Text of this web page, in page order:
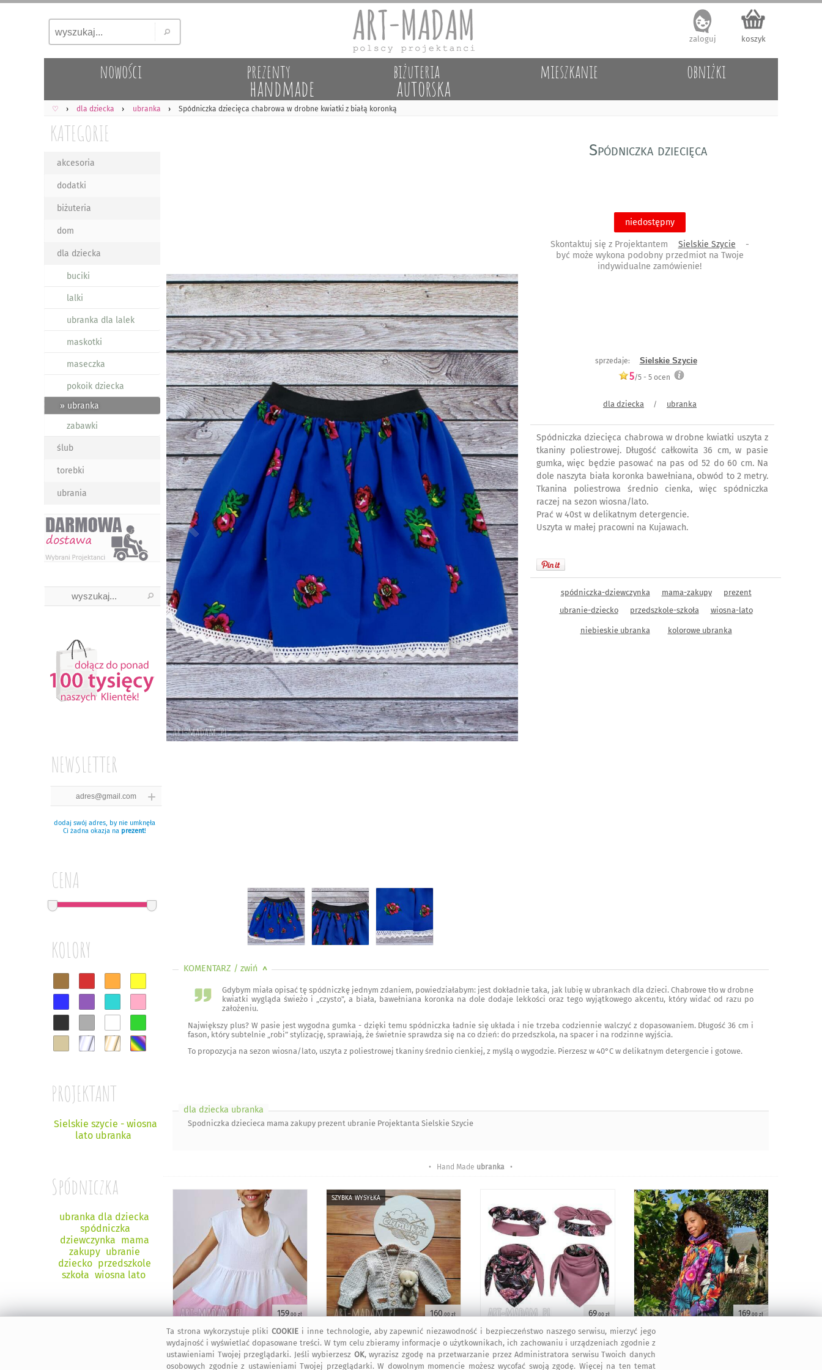
koszyk
zaloguj
nowości prezenty
handmade
biżuteria
autorska
mieszkanie obniżki
♡ dla dziecka ubranka Spódniczka dziecięca chabrowa w drobne kwiatki z białą koronką
KATEGORIE
akcesoria
dodatki
biżuteria
dom
dla dziecka
buciki
lalki
ubranka dla lalek
maskotki
maseczka
pokoik dziecka
» ubranka
zabawki
ślub
torebki
ubrania
NEWSLETTER
dodaj swój adres, by nie umknęła
Ci żadna okazja na prezent!
CENA
KOLORY
PROJEKTANT
Sielskie szycie - wiosna
lato ubranka
Spódniczka
ubranka dla dziecka
spódniczka
dziewczynka mama
zakupy ubranie
dziecko przedszkole
szkoła wiosna lato
Spódniczka dziecięca
niedostępny
Skontaktuj się z Projektantem Sielskie Szycie
-
być może wykona podobny przedmiot na Twoje
indywidualne zamówienie!
sprzedaje: Sielskie Szycie
5/5 - 5 ocen
dla dziecka / ubranka
Spódniczka dziecięca chabrowa w drobne kwiatki uszyta z
tkaniny poliestrowej. Długość całkowita 36 cm, w pasie
gumka, więc będzie pasować na pas od 52 do 60 cm. Na
dole naszyta biała koronka bawełniana, obwód to 2 metry.
Tkanina poliestrowa średnio cienka, więc spódniczka
raczej na sezon wiosna/lato.
Prać w 40st w delikatnym detergencie.
Uszyta w małej pracowni na Kujawach.
spódniczka-dziewczynka mama-zakupy
prezent
ubranie-dziecko
przedszkole-szkoła wiosna-lato
niebieskie ubranka kolorowe ubranka
KOMENTARZ / zwiń <
Gdybym miała opisać tę spódniczkę jednym zdaniem, powiedziałabym: jest dokładnie taka, jak lubię w ubrankach dla dzieci. Chabrowe tło w drobne
kwiatki wygląda świeżo i „czysto", a biała, bawełniana koronka na dole dodaje lekkości oraz tego wyjątkowego akcentu, który widać od razu po
założeniu.
Największy plus? W pasie jest wygodna gumka - dzięki temu spódniczka ładnie się układa i nie trzeba codziennie walczyć z dopasowaniem. Długość 36 cm i
fason, który subtelnie „robi” stylizację, sprawiają, że świetnie sprawdza się na co dzień: do przedszkola, na spacer i na rodzinne wyjścia.
To propozycja na sezon wiosna/lato, uszyta z poliestrowej tkaniny średnio cienkiej, z myślą o wygodzie. Pierzesz w 40°C w delikatnym detergencie i gotowe.
dla dziecka ubranka
Spodniczka dziecieca mama zakupy prezent ubranie Projektanta Sielskie Szycie
• Hand Made ubranka •
159,00 zł
szybka wysyłka
160,00 zł
szybka wysyłka
69,00 zł 169,00 zł
Ta strona wykorzystuje plikiCOOKIE i inne technologie, aby zapewnić niezawodność i bezpieczeństwo naszego serwisu, mierzyć jego
wydajność i wyświetlać dopasowane treści. W tym celu zbieramy informacje o użytkownikach, ich zachowaniu i urządzeniach zgodnie z
ustawieniami Twojej przeglądarki. Jeśli wybierzesz OK, wyrazisz zgodę na przetwarzanie przez Administratora serwisu Twoich danych
osobowych zgodnie z ustawieniami Twojej przeglądarki. W dowolnym momencie możesz wycofać swoją zgodę. Więcej na ten temat